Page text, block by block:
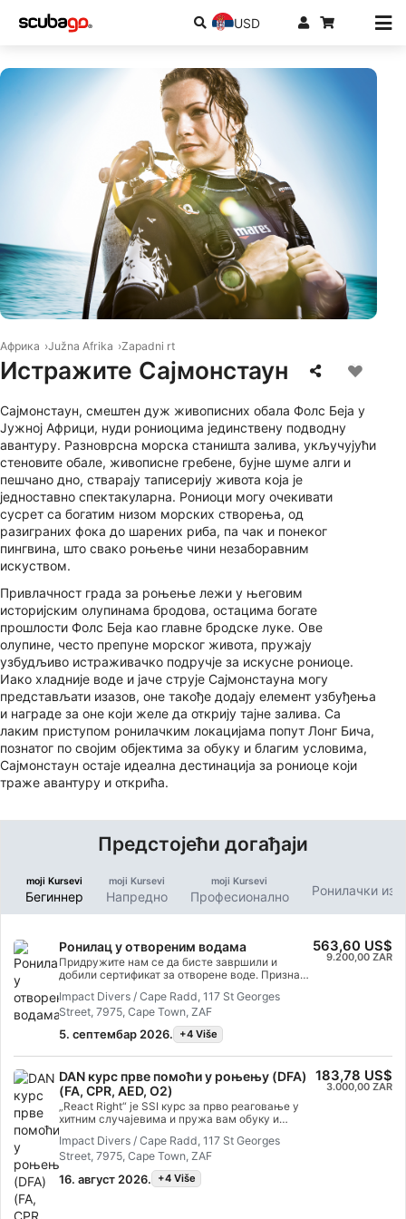
USD
Африка Južna Afrika Zapadni rt
Истражите Сајмонстаун
Сајмонстаун, смештен дуж живописних обала Фолс Беја у
Јужној Африци, нуди рониоцима јединствену подводну
авантуру. Разноврсна морска станишта залива, укључујући
стеновите обале, живописне гребене, бујне шуме алги и
пешчано дно, стварају таписерију живота која је
једноставно спектакуларна. Рониоци могу очекивати
сусрет са богатим низом морских створења, од
разиграних фока до шарених риба, па чак и понеког
пингвина, што свако роњење чини незаборавним
искуством.
Привлачност града за роњење лежи у његовим
историјским олупинама бродова, остацима богате
прошлости Фолс Беја као главне бродске луке. Ове
олупине, често препуне морског живота, пружају
узбудљиво истраживачко подручје за искусне рониоце.
Иако хладније воде и јаче струје Сајмонстауна могу
представљати изазов, оне такође додају елемент узбуђења
и награде за оне који желе да открију тајне залива. Са
лаким приступом ронилачким локацијама попут Лонг Бича,
познатог по својим објектима за обуку и благим условима,
Сајмонстаун остаје идеална дестинација за рониоце који
траже авантуру и открића.
Предстојећи догађаји
moji Kursevi
Бегиннер
moji Kursevi
Напредно
moji Kursevi
Професионално Ронилачки
Ронилац у отвореним водама
Придружите нам се да бисте завршили и
добили сертификат за отворене воде. Признат
Impact Divers / Cape Radd, 117 St Georges
Street, 7975, Cape Town, ZAF
5. септембар 2026. +4 Više
563,60 US$
9.200,00 ZAR
DAN курс прве помоћи у роњењу (DFA)
(FA, CPR, AED, O2)
„React Right“ је SSI курс за прво реаговање у
хитним случајевима и пружа вам обуку и
као први реаговао у медицинској хитној
ситуацији. У овом флексибилном програму
роњења можете бирати које предмете желите
да научите, укључујући примарну процену,
Impact Divers / Cape Radd, 117 St Georges
Street, 7975, Cape Town, ZAF
16. август 2026. +4 Više
183,78 US$
3.000,00 ZAR